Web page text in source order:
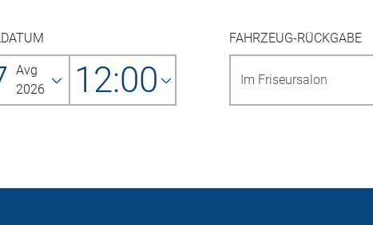
Avg
2026
12:00
FAHRZEUG-RÜCKGABE